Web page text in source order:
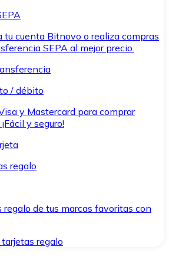
tu cuenta Bitnovo o realiza compras
SEPA al mejor precio.
/ débito
y Mastercard para comprar
y seguro!
regalo
regalo de tus marcas favoritas con
regalo